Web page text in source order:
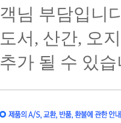
객님 부담입니
도서, 산간, 오
추가 될 수 있